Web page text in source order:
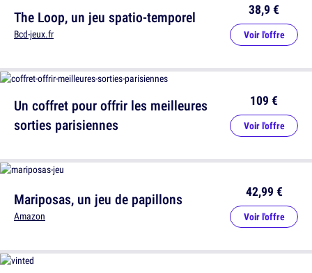
Un coffret pour offrir les meilleures
sorties parisiennes
109 €
Voir l'offre
The Loop, un jeu spatio-temporel
Bcd-jeux.fr
38,9 €
Voir l'offre
Mariposas, un jeu de papillons
Amazon
42,99 €
Voir l'offre